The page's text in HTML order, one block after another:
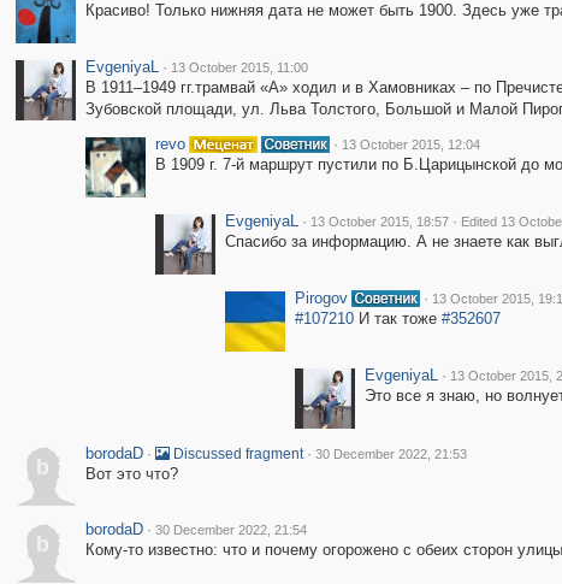
Красиво! Только нижняя дата не может быть 1900. Здесь уже
EvgeniyaL · 13 October 2015, 11:00
В 1911–1949 гг.трамвай «А» ходил и в Хамовниках – по
Зубовской площади, ул. Льва Толстого, Большой и Малой
revo
· 13 October 2015, 12:04
В 1909 г. 7-й маршрут пустили по Б.Царицынской до
EvgeniyaL · 13 October 2015, 18:57 · Edited 13
Спасибо за информацию. А не знаете как
Pirogov · 13 October 2015,
#107210И так тоже #352607
EvgeniyaL · 13 October 2015,
Это все я знаю, но
b
borodaD · Discussed fragment · 30 December 2022, 21:53
Вот это что?
b
borodaD · 30 December 2022, 21:54
Кому-то известно: что и почему огорожено с обеих сторон